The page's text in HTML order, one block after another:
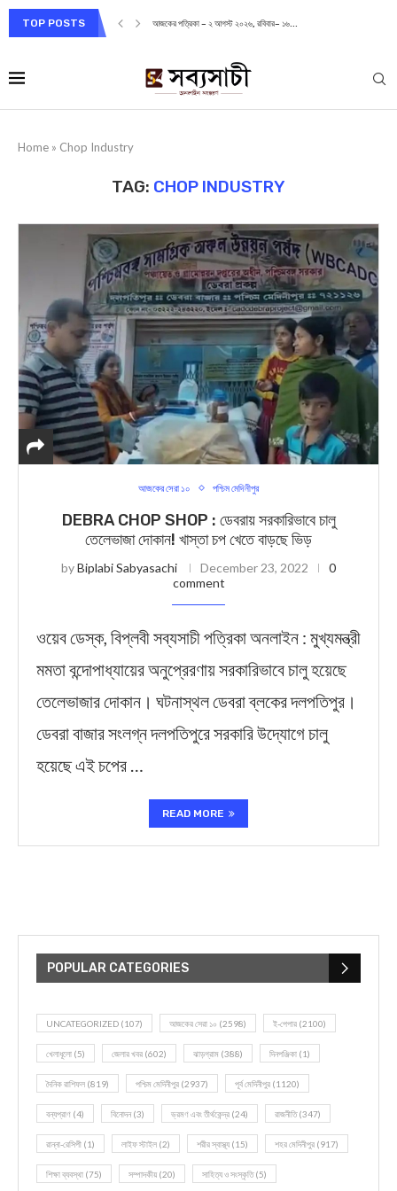
TOP POSTS আজকের পত্রিকা – ২ আগস্ট ২০২৬, রবিবার– ১৬...
Home » Chop Industry
TAG: CHOP INDUSTRY
আজকের সেরা ১০ পশ্চিম মেদিনীপুর
DEBRA CHOP SHOP : ডেবরায় সরকারিভাবে চালু
তেলেভাজা দোকান! খাস্তা চপ খেতে বাড়ছে ভিড়
byBiplabi Sabyasachi December 23, 2022
0
comment
ওয়েব ডেস্ক, বিপ্লবী সব্যসাচী পত্রিকা অনলাইন : মুখ্যমন্ত্রী
মমতা বন্দোপাধ্যায়ের অনুপ্রেরণায় সরকারিভাবে চালু হয়েছে
তেলেভাজার দোকান। ঘটনাস্থল ডেবরা ব্লকের দলপতিপুর।
ডেবরা বাজার সংলগ্ন দলপতিপুরে সরকারি উদ্যোগে চালু
হয়েছে এই চপের …
READ MORE
POPULAR CATEGORIES
UNCATEGORIZED (107) আজকের সেরা ১০ (2598) ই-পেপার (2100)
খেলাধূলো (5) জেলার খবর (602) ঝাড়গ্রাম (388) দিনপঞ্জিকা (1)
দৈনিক রাশিফল (819) পশ্চিম মেদিনীপুর (2937) পূর্ব মেদিনীপুর (1120)
বন্যপ্রাণ (4) বিনোদন(3) ভ্রমণ এবং তীর্থকেন্দ্র (24) রাজনীতি(347)
রান্না-রেসিপী (1) লাইফ স্টাইল (2) শরীর স্বাস্থ্য (15) শহর মেদিনীপুর (917)
শিক্ষা ব্যবস্থা (75) সম্পাদকীয় (20) সাহিত্য ও সংস্কৃতি(5)